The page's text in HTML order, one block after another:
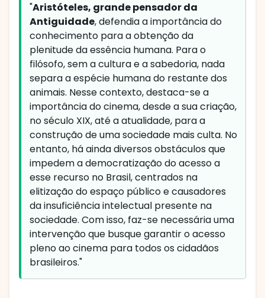
"Aristóteles, grande pensador da
Antiguidade, defendia a importância do
conhecimento para a obtenção da
plenitude da essência humana. Para o
filósofo, sem a cultura e a sabedoria, nada
separa a espécie humana do restante dos
animais. Nesse contexto, destaca-se a
importância do cinema, desde a sua criação,
no século XIX, até a atualidade, para a
construção de uma sociedade mais culta. No
entanto, há ainda diversos obstáculos que
impedem a democratização do acesso a
esse recurso no Brasil, centrados na
elitização do espaço público e causadores
da insuficiência intelectual presente na
sociedade. Com isso, faz-se necessária uma
intervenção que busque garantir o acesso
pleno ao cinema para todos os cidadãos
brasileiros."